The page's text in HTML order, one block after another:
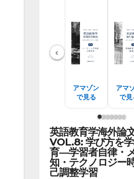
‹
アマゾン
で見る
アマ
で見
英語教育学海外論
VOL.8: 学び方を
育―学習者自律・
知・テクノロジー
己調整学習